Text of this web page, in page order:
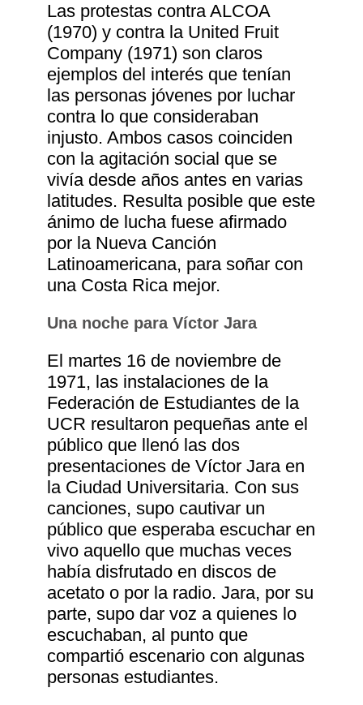
Las protestas contra ALCOA
(1970) y contra la United Fruit
Company (1971) son claros
ejemplos del interés que tenían
las personas jóvenes por luchar
contra lo que consideraban
injusto. Ambos casos coinciden
con la agitación social que se
vivía desde años antes en varias
latitudes. Resulta posible que este
ánimo de lucha fuese afirmado
por la Nueva Canción
Latinoamericana, para soñar con
una Costa Rica mejor.
Una noche para Víctor Jara
El martes 16 de noviembre de
1971, las instalaciones de la
Federación de Estudiantes de la
UCR resultaron pequeñas ante el
público que llenó las dos
presentaciones de Víctor Jara en
la Ciudad Universitaria. Con sus
canciones, supo cautivar un
público que esperaba escuchar en
vivo aquello que muchas veces
había disfrutado en discos de
acetato o por la radio. Jara, por su
parte, supo dar voz a quienes lo
escuchaban, al punto que
compartió escenario con algunas
personas estudiantes.